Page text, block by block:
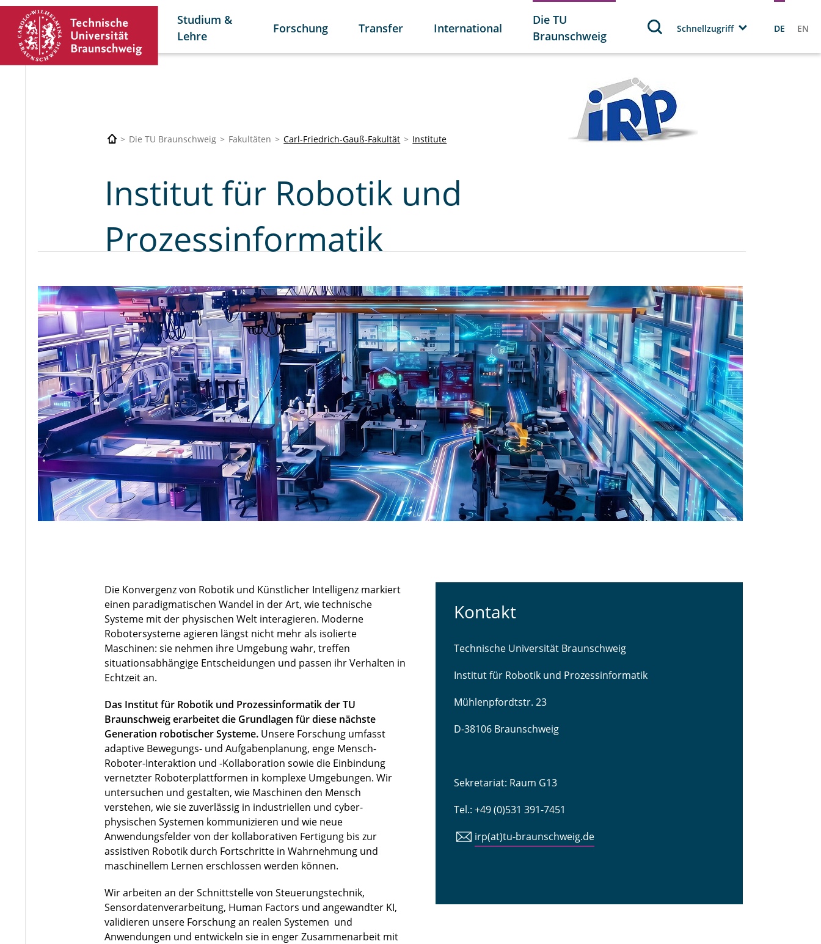
Studium &
Lehre
Forschung Transfer International
Die TU
Braunschweig
Schnellzugriff DE EN
Die TU Braunschweig Fakultäten Carl-Friedrich-Gauß-Fakultät Institute
Institut für Robotik und
Prozessinformatik
Die Konvergenz von Robotik und Künstlicher Intelligenz markiert
einen paradigmatischen Wandel in der Art, wie technische
Systeme mit der physischen Welt interagieren. Moderne
Robotersysteme agieren längst nicht mehr als isolierte
Maschinen: sie nehmen ihre Umgebung wahr, treffen
situationsabhängige Entscheidungen und passen ihr Verhalten in
Echtzeit an.
Das Institut für Robotik und Prozessinformatik der TU
Braunschweig erarbeitet die Grundlagen für diese nächste
Generation robotischer Systeme.Unsere Forschung umfasst
adaptive Bewegungs- und Aufgabenplanung, enge Mensch-
Roboter-Interaktion und -Kollaboration sowie die Einbindung
vernetzter Roboterplattformen in komplexe Umgebungen. Wir
untersuchen und gestalten, wie Maschinen den Mensch
verstehen, wie sie zuverlässig in industriellen und cyber-
physischen Systemen kommunizieren und wie neue
Anwendungsfelder von der kollaborativen Fertigung bis zur
assistiven Robotik durch Fortschritte in Wahrnehmung und
maschinellem Lernen erschlossen werden können.
Wir arbeiten an der Schnittstelle von Steuerungstechnik,
Sensordatenverarbeitung, Human Factors und angewandter KI,
validieren unsere Forschung an realen Systemen und
Anwendungen und entwickeln sie in enger Zusammenarbeit mit
Kontakt
Technische Universität Braunschweig
Institut für Robotik und Prozessinformatik
Mühlenpfordtstr. 23
D-38106 Braunschweig
Sekretariat: Raum G13
Tel.: +49 (0)531 391-7451
irp(at)tu-braunschweig.de